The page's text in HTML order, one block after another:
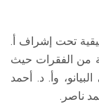
تحت إشراف أ.
من الفقرات حيث
وأ. د. أحمد
ناصر.